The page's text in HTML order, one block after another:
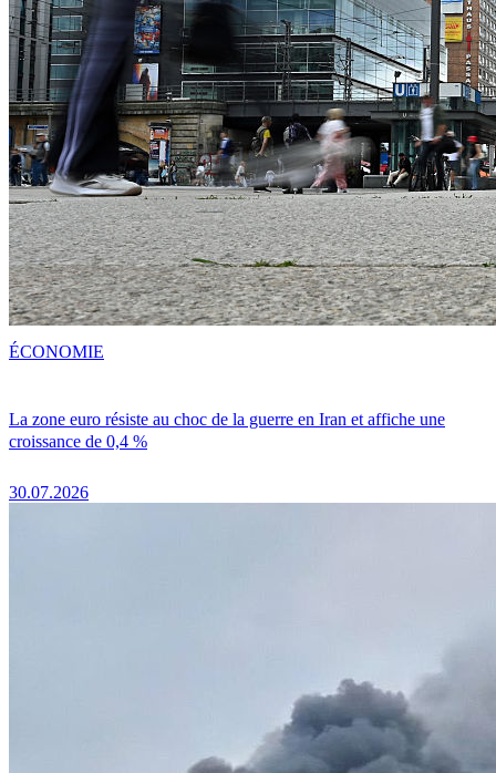
La zone euro résiste au choc de la guerre en Iran et affiche une
croissance de 0,4 %
30.07.2026
ÉCONOMIE